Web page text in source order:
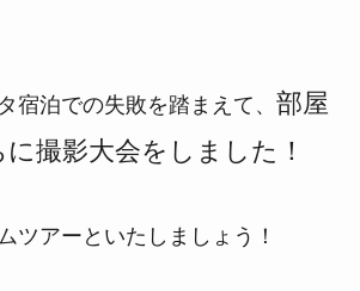
宿泊での失敗を踏まえて、 部屋
撮影大会をしました！
ツアーといたしましょう！